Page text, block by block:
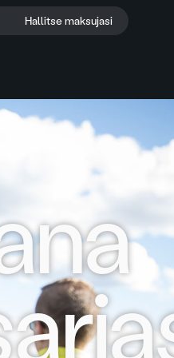
Hallitse maksujasi